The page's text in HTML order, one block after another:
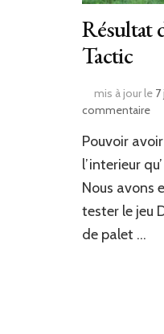
Résultat
Tactic
mis à jour le 7
commentairesur
du
de
Pouvoir
l’interieur
Nous avons
tester le jeu
de palet …